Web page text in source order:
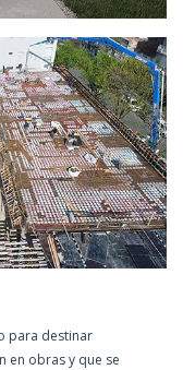
para destinar
en obras y que se